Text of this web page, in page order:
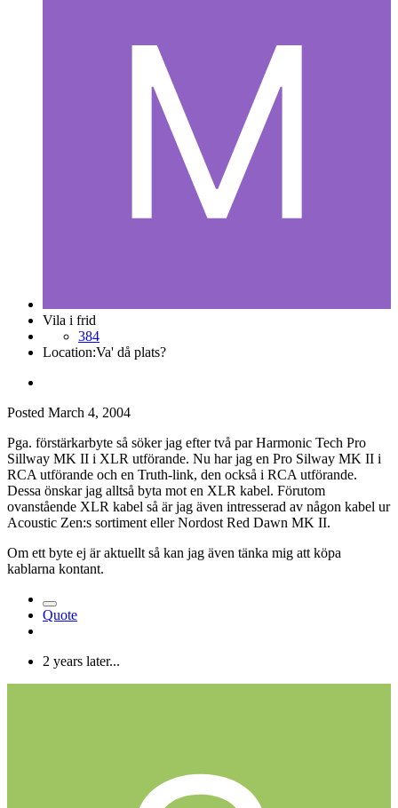
Vila i frid
384
Location:Va' då plats?
Posted March 4, 2004
Pga. förstärkarbyte så söker jag efter två par Harmonic Tech Pro
Sillway MK II i XLR utförande. Nu har jag en Pro Silway MK II i
RCA utförande och en Truth-link, den också i RCA utförande.
Dessa önskar jag alltså byta mot en XLR kabel. Förutom
ovanstående XLR kabel så är jag även intresserad av någon kabel ur
Acoustic Zen:s sortiment eller Nordost Red Dawn MK II.
Om ett byte ej är aktuellt så kan jag även tänka mig att köpa
kablarna kontant.
Quote
2 years later...